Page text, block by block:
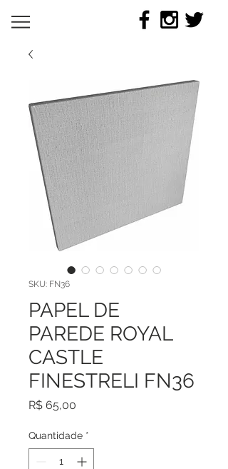
SKU: FN36
PAPEL DE
PAREDE ROYAL
CASTLE
FINESTRELI FN36
R$ 65,00
Quantidade *